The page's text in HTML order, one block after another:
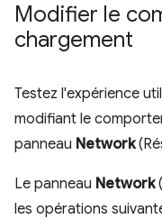
Modifier le
chargement
Testez l'expérience
modifiant le
panneau Network
Le panneau Network
les opérations